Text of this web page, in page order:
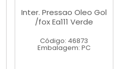
Inter. Pressao Oleo Gol
/fox Ea111 Verde
Código: 46873
Embalagem: PC